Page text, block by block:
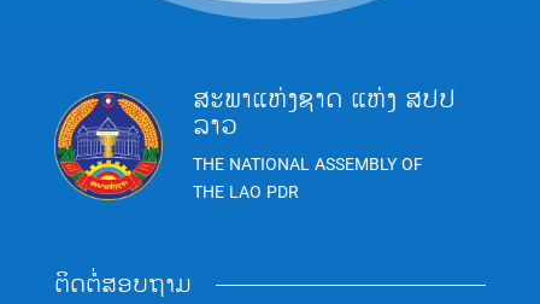
ສະພາແຫ່ງຊາດ ແຫ່ງ ສປປ
ລາວ
THE NATIONAL ASSEMBLY OF
THE LAO PDR
ຕິດຕໍ່ສອບຖາມ